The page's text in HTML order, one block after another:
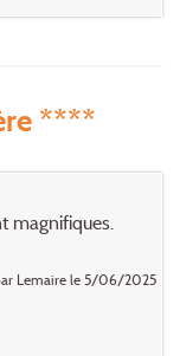
****
magnifiques.
Lemaire le 5/06/2025